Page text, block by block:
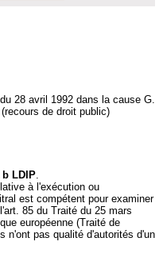
28 avril 1992 dans la cause G.
de droit public)
b LDIP.
à l'exécution ou
est compétent pour examiner
85 du Traité du 25 mars
européenne (Traité de
n'ont pas qualité d'autorités d'un